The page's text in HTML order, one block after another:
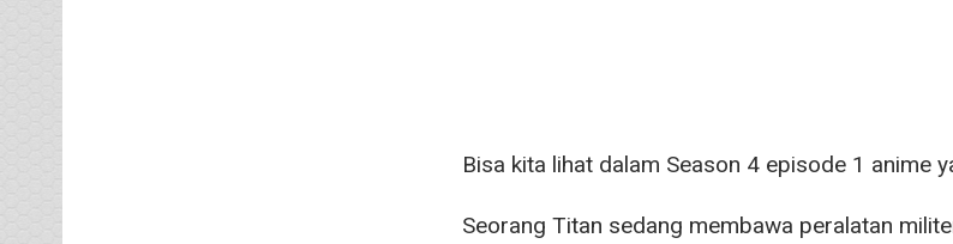
Bisa kita lihat dalam Season 4 episode 1 anime
Seorang Titan sedang membawa peralatan